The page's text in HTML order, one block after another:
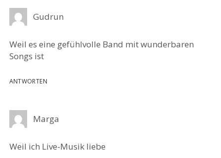
Gudrun
Weil es eine gefühlvolle Band mit wunderbaren
Songs ist
ANTWORTEN
Marga
Weil ich Live-Musik liebe